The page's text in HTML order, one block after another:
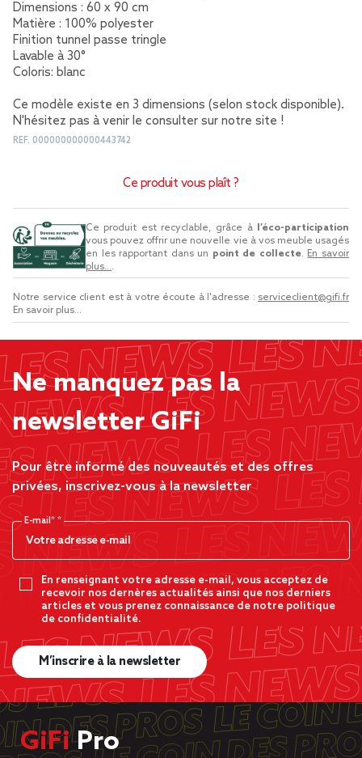
Dimensions : 60 x 90 cm
Matière : 100% polyester
Finition tunnel passe tringle
Lavable à 30°
Coloris: blanc
Ce modèle existe en 3 dimensions (selon stock disponible).
N'hésitez pas à venir le consulter sur notre site !
REF. 000000000000443742
Ce produit vous plaît ?
Ce produit est recyclable, grâce à
l’éco-participation
vous pouvez offrir une nouvelle vie à vos meuble usagés
en les rapportant dans un point de collecte. En savoir
plus....
Notre service client est à votre écoute à l'adresse : serviceclient@gifi.fr
En savoir plus...
Ne manquez pas la
newsletter GiFi
Pour être informé des nouveautés et des offres
privées, inscrivez-vous à la newsletter
E-mail*
En renseignant votre adresse e-mail, vous acceptez de
recevoir nos dernères actualités ainsi que nos derniers
articles et vous prenez connaissance de notre politique
de confidentialité.
M’inscrire à la newsletter
GiFiPro